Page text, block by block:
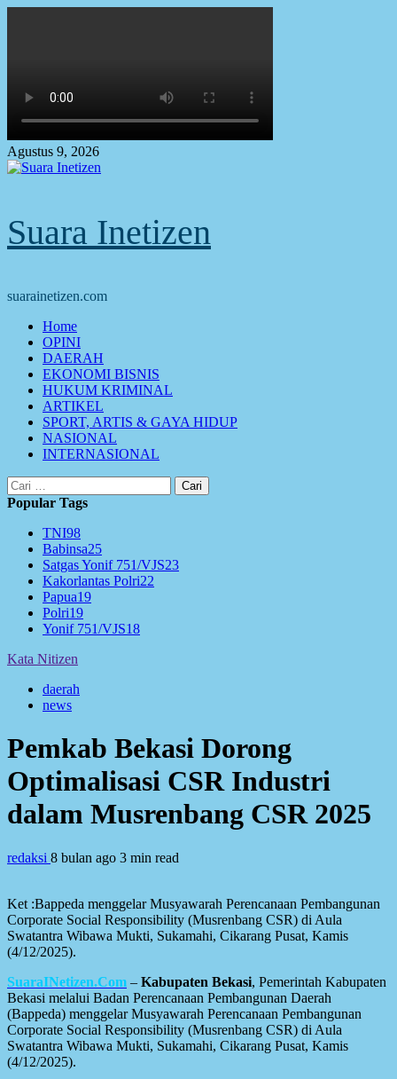
Agustus 9, 2026
Suara Inetizen
suarainetizen.com
Primary
Menu
Home
OPINI
DAERAH
EKONOMI BISNIS
HUKUM KRIMINAL
ARTIKEL
SPORT, ARTIS & GAYA HIDUP
NASIONAL
INTERNASIONAL
Cari
untuk:
Popular Tags
TNI98
Babinsa25
Satgas Yonif 751/VJS23
Kakorlantas Polri22
Papua19
Polri19
Yonif 751/VJS18
Kata Nitizen
daerah
news
Pemkab Bekasi Dorong
Optimalisasi CSR Industri
dalam Musrenbang CSR 2025
redaksi 8 bulan ago 3 min read
Ket :Bappeda menggelar Musyawarah Perencanaan Pembangunan
Corporate Social Responsibility (Musrenbang CSR) di Aula
Swatantra Wibawa Mukti, Sukamahi, Cikarang Pusat, Kamis
(4/12/2025).
SuaraINetizen.Com – Kabupaten Bekasi, Pemerintah Kabupaten
Bekasi melalui Badan Perencanaan Pembangunan Daerah
(Bappeda) menggelar Musyawarah Perencanaan Pembangunan
Corporate Social Responsibility (Musrenbang CSR) di Aula
Swatantra Wibawa Mukti, Sukamahi, Cikarang Pusat, Kamis
(4/12/2025).